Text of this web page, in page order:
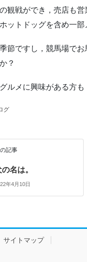
観戦ができ，売店も営
ットドッグを含め一
節ですし，競馬場で
？
ルメに興味がある方も
グ
記事
の名は。
年4月10日
サイトマップ